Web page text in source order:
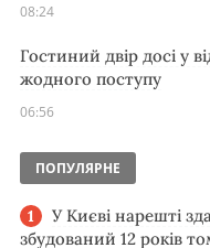
08:24
Гостиний двір досі у
жодного поступу
06:56
ПОПУЛЯРНЕ
У Києві нарешті
збудований 12 років